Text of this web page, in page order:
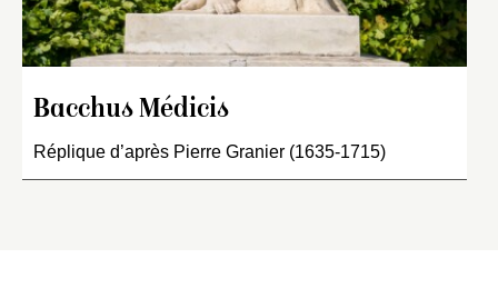
Bacchus Médicis
Réplique d’après Pierre Granier (1635-1715)